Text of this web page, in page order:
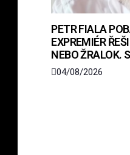
PETR FIALA
EXPREMIÉR
NEBO ŽRALOK.
04/08/2026